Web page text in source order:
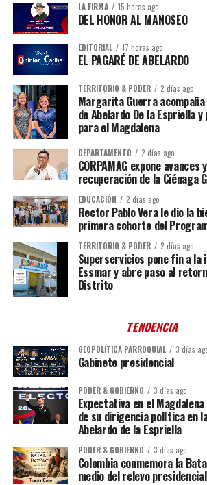
LA FIRMA 15 horas ago
DEL HONOR AL MANOSEO
EDITORIAL 17 horas ago
EL PAGARÉ DE ABELARDO
TERRITORIO & PODER 2 días ago
Margarita Guerra
de Abelardo De la Espriella
para el Magdalena
DEPARTAMENTO 2 días ago
CORPAMAG expone
recuperación de la Ciénaga
EDUCACIÓN 2 días ago
Rector Pablo Vera le dio la
primera cohorte del
TERRITORIO & PODER 2 días ago
Superservicios pone fin a la
Essmar y abre paso al
Distrito
TENDENCIA
GEOPOLÍTICA PARROQUIAL 3 días
Gabinete presidencial
PODER & GOBIERNO 3 días ago
Expectativa en el
de su dirigencia política en
Abelardo de la Espriella
PODER & GOBIERNO 3 días ago
Colombia conmemora la
medio del relevo presidencial